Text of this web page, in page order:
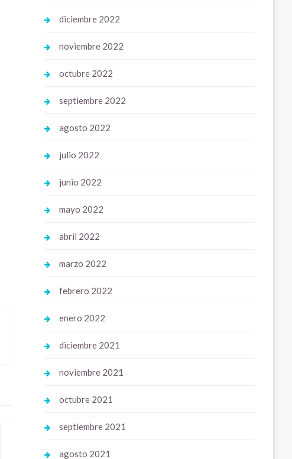
diciembre 2022
noviembre 2022
octubre 2022
septiembre 2022
agosto 2022
julio 2022
junio 2022
mayo 2022
abril 2022
marzo 2022
febrero 2022
enero 2022
diciembre 2021
noviembre 2021
octubre 2021
septiembre 2021
agosto 2021